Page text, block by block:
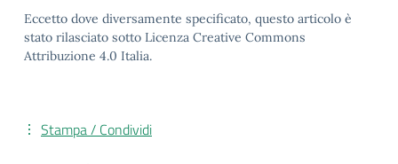
Eccetto dove diversamente specificato, questo articolo è
stato rilasciato sotto Licenza Creative Commons
Attribuzione 4.0 Italia.
Stampa / Condividi